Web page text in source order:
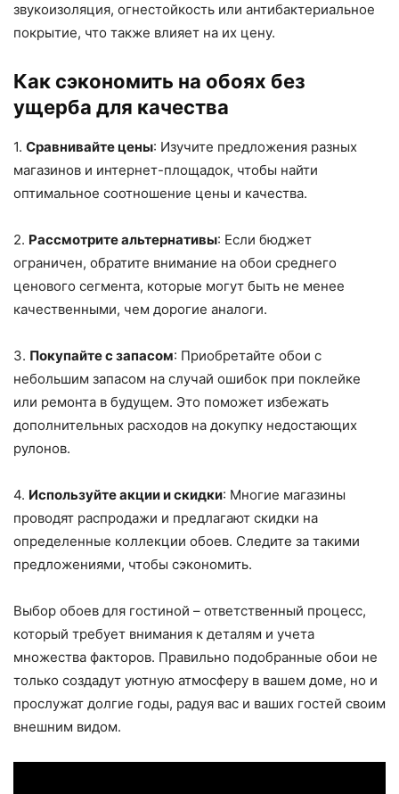
звукоизоляция, огнестойкость или антибактериальное
покрытие, что также влияет на их цену.
Как сэкономить на обоях без
ущерба для качества
1. Сравнивайте цены: Изучите предложения разных
магазинов и интернет-площадок, чтобы найти
оптимальное соотношение цены и качества.
2. Рассмотрите альтернативы: Если бюджет
ограничен, обратите внимание на обои среднего
ценового сегмента, которые могут быть не менее
качественными, чем дорогие аналоги.
3. Покупайте с запасом: Приобретайте обои с
небольшим запасом на случай ошибок при поклейке
или ремонта в будущем. Это поможет избежать
дополнительных расходов на докупку недостающих
рулонов.
4. Используйте акции и скидки: Многие магазины
проводят распродажи и предлагают скидки на
определенные коллекции обоев. Следите за такими
предложениями, чтобы сэкономить.
Выбор обоев для гостиной – ответственный процесс,
который требует внимания к деталям и учета
множества факторов. Правильно подобранные обои не
только создадут уютную атмосферу в вашем доме, но и
прослужат долгие годы, радуя вас и ваших гостей своим
внешним видом.